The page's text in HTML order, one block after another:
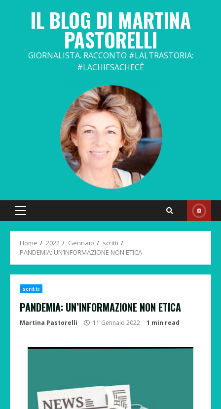
IL BLOG DI MARTINA
PASTORELLI
GIORNALISTA. RACCONTO #LALTRASTORIA:
#LACHIESACHECÈ
Primary
Home 2022 Gennaio
scritti
PANDEMIA: UN’INFORMAZIONE NON ETICA
scritti
PANDEMIA: UN’INFORMAZIONE NON ETICA
Martina Pastorelli 11 Gennaio 2022 1 min read